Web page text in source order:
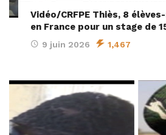
Vidéo/CRFPE Thiès, 8
en France pour un stage de
9 juin 2026 1,467